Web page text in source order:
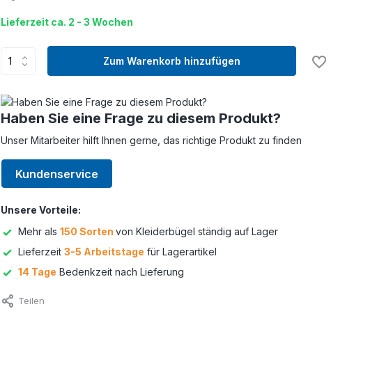
Lieferzeit ca. 2 - 3 Wochen
Zum Warenkorb hinzufügen
Haben Sie eine Frage zu diesem Produkt?
Unser Mitarbeiter hilft Ihnen gerne, das richtige Produkt zu finden
Kundenservice
Unsere Vorteile:
Mehr als 150 Sorten von Kleiderbügel ständig auf Lager
Lieferzeit 3-5 Arbeitstage für Lagerartikel
14 Tage Bedenkzeit nach Lieferung
Teilen